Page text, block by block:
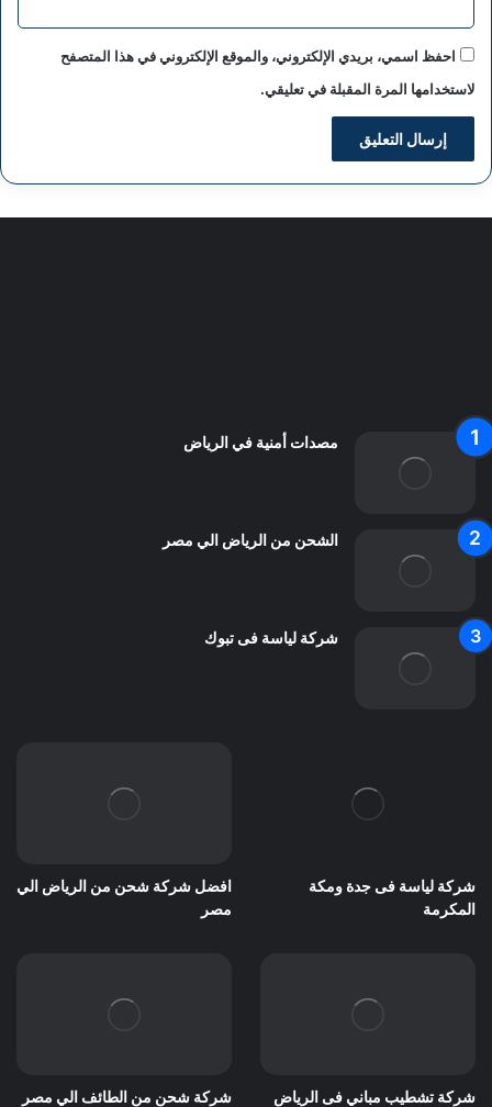
احفظ اسمي، بريدي الإلكتروني، والموقع الإلكتروني في هذا المتصفح
لاستخدامها المرة المقبلة في تعليقي.
مصدات أمنية في الرياض
الشحن من الرياض الي مصر
شركة لياسة فى تبوك
شركة لياسة فى جدة ومكة
المكرمة
افضل شركة شحن من الرياض الي
مصر
شركة تشطيب مباني فى الرياض شركة شحن من الطائف الي مصر